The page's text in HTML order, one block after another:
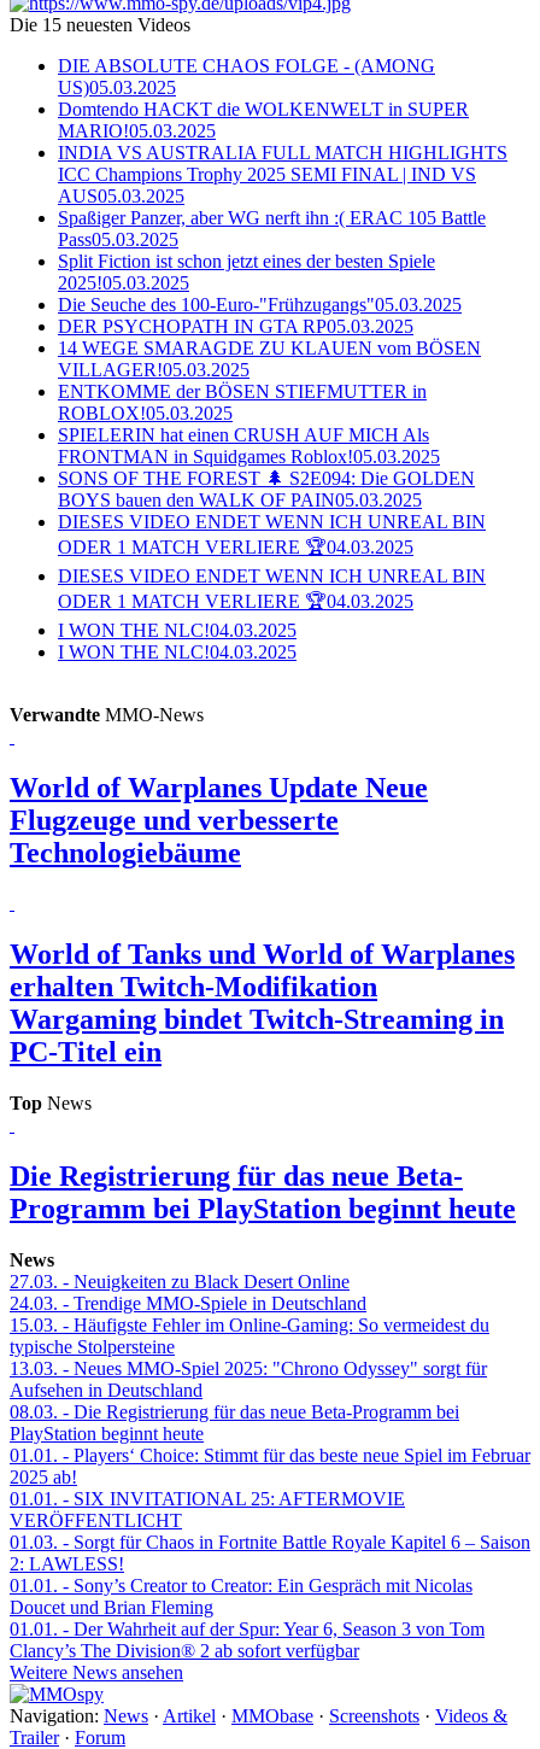
Die 15 neuesten Videos
DIE ABSOLUTE CHAOS FOLGE - (AMONG
US)05.03.2025
Domtendo HACKT die WOLKENWELT in SUPER
MARIO!05.03.2025
INDIA VS AUSTRALIA FULL MATCH HIGHLIGHTS
ICC Champions Trophy 2025 SEMI FINAL | IND VS
AUS05.03.2025
Spaßiger Panzer, aber WG nerft ihn :( ERAC 105 Battle
Pass05.03.2025
Split Fiction ist schon jetzt eines der besten Spiele
2025!05.03.2025
Die Seuche des 100-Euro-"Frühzugangs"05.03.2025
DER PSYCHOPATH IN GTA RP05.03.2025
14 WEGE SMARAGDE ZU KLAUEN vom BÖSEN
VILLAGER!05.03.2025
ENTKOMME der BÖSEN STIEFMUTTER in
ROBLOX!05.03.2025
SPIELERIN hat einen CRUSH AUF MICH Als
FRONTMAN in Squidgames Roblox!05.03.2025
SONS OF THE FOREST 🌲 S2E094: Die GOLDEN
BOYS bauen den WALK OF PAIN05.03.2025
DIESES VIDEO ENDET WENN ICH UNREAL BIN
ODER 1 MATCH VERLIERE 🏆04.03.2025
DIESES VIDEO ENDET WENN ICH UNREAL BIN
ODER 1 MATCH VERLIERE 🏆04.03.2025
I WON THE NLC!04.03.2025
I WON THE NLC!04.03.2025
Verwandte MMO-News
World of Warplanes Update Neue
Flugzeuge und verbesserte
Technologiebäume
World of Tanks und World of Warplanes
erhalten Twitch-Modifikation
Wargaming bindet Twitch-Streaming in
PC-Titel ein
Top News
Die Registrierung für das neue Beta-
Programm bei PlayStation beginnt heute
News
27.03. - Neuigkeiten zu Black Desert Online
24.03. - Trendige MMO-Spiele in Deutschland
15.03. - Häufigste Fehler im Online-Gaming: So vermeidest du
typische Stolpersteine
13.03. - Neues MMO-Spiel 2025: "Chrono Odyssey" sorgt für
Aufsehen in Deutschland
08.03. - Die Registrierung für das neue Beta-Programm bei
PlayStation beginnt heute
01.01. - Players‘ Choice: Stimmt für das beste neue Spiel im Februar
2025 ab!
01.01. - SIX INVITATIONAL 25: AFTERMOVIE
VERÖFFENTLICHT
01.03. - Sorgt für Chaos in Fortnite Battle Royale Kapitel 6 – Saison
2: LAWLESS!
01.01. - Sony’s Creator to Creator: Ein Gespräch mit Nicolas
Doucet und Brian Fleming
01.01. - Der Wahrheit auf der Spur: Year 6, Season 3 von Tom
Clancy’s The Division® 2 ab sofort verfügbar
Weitere News ansehen
Navigation: News · Artikel · MMObase · Screenshots · Videos &
Trailer· Forum